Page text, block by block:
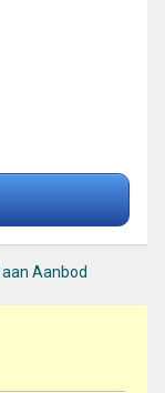
aan Aanbod